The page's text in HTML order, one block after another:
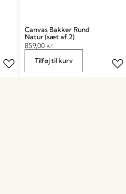
Canvas Bakker Rund
Natur (sæt af 2)
859,00 kr.
Tilføj til kurv